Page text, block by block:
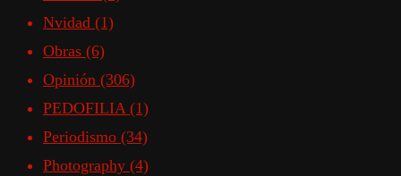
Nvidad (1)
Obras (6)
Opinión (306)
PEDOFILIA (1)
Periodismo (34)
Photography (4)